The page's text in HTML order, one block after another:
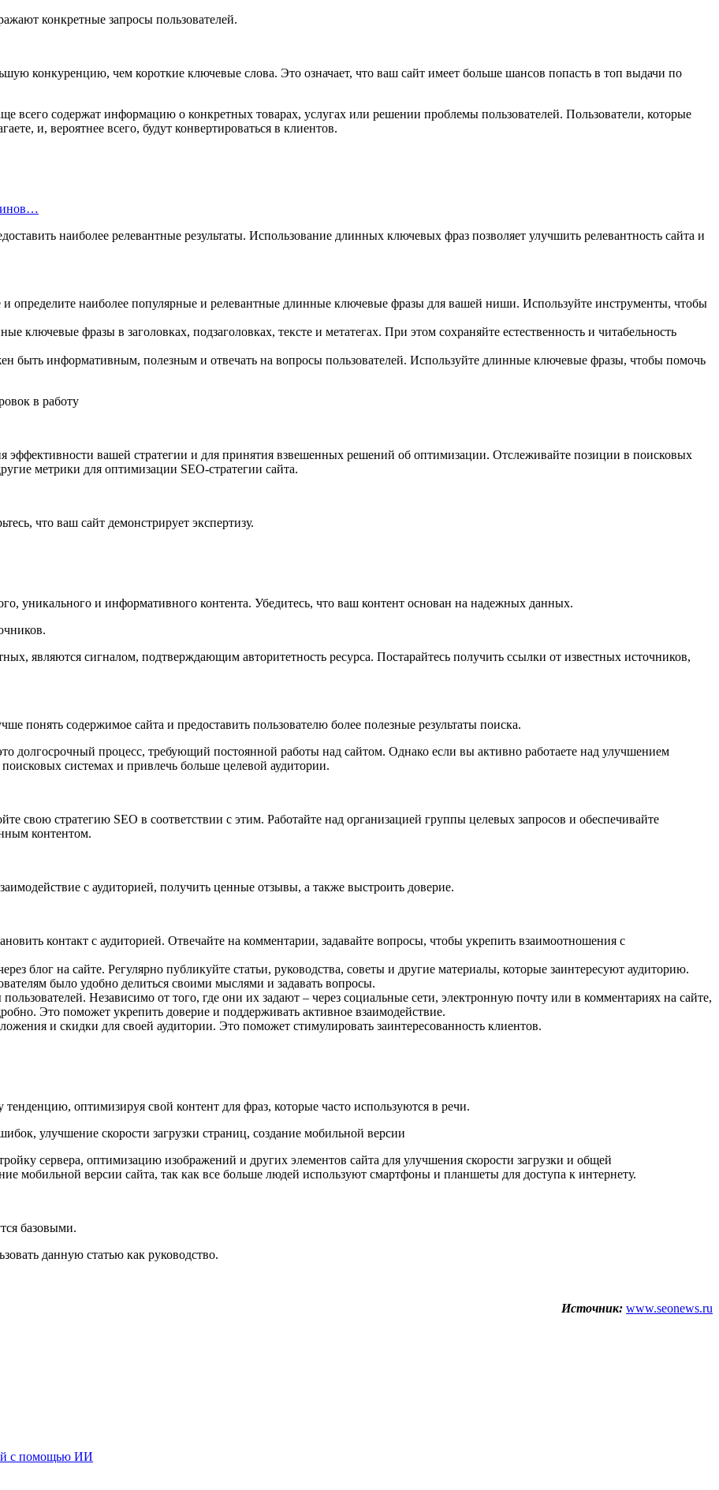
конкретные запросы пользователей.
конкуренцию, чем короткие ключевые слова. Это означает, что ваш сайт имеет больше шансов попасть в топ выдачи по
всего содержат информацию о конкретных товарах, услугах или решении проблемы пользователей. Пользователи, которые
и, вероятнее всего, будут конвертироваться в клиентов.
наиболее релевантные результаты. Использование длинных ключевых фраз позволяет улучшить релевантность сайта и
определите наиболее популярные и релевантные длинные ключевые фразы для вашей ниши. Используйте инструменты, чтобы
ключевые фразы в заголовках, подзаголовках, тексте и метатегах. При этом сохраняйте естественность и читабельность
быть информативным, полезным и отвечать на вопросы пользователей. Используйте длинные ключевые фразы, чтобы помочь
в работу
эффективности вашей стратегии и для принятия взвешенных решений об оптимизации. Отслеживайте позиции в поисковых
метрики для оптимизации SEO-стратегии сайта.
что ваш сайт демонстрирует экспертизу.
уникального и информативного контента. Убедитесь, что ваш контент основан на надежных данных.
являются сигналом, подтверждающим авторитетность ресурса. Постарайтесь получить ссылки от известных источников,
понять содержимое сайта и предоставить пользователю более полезные результаты поиска.
долгосрочный процесс, требующий постоянной работы над сайтом. Однако если вы активно работаете над улучшением
системах и привлечь больше целевой аудитории.
свою стратегию SEO в соответствии с этим. Работайте над организацией группы целевых запросов и обеспечивайте
контентом.
с аудиторией, получить ценные отзывы, а также выстроить доверие.
контакт с аудиторией. Отвечайте на комментарии, задавайте вопросы, чтобы укрепить взаимоотношения с
блог на сайте. Регулярно публикуйте статьи, руководства, советы и другие материалы, которые заинтересуют аудиторию.
было удобно делиться своими мыслями и задавать вопросы.
Независимо от того, где они их задают – через социальные сети, электронную почту или в комментариях на сайте,
Это поможет укрепить доверие и поддерживать активное взаимодействие.
и скидки для своей аудитории. Это поможет стимулировать заинтересованность клиентов.
оптимизируя свой контент для фраз, которые часто используются в речи.
улучшение скорости загрузки страниц, создание мобильной версии
сервера, оптимизацию изображений и других элементов сайта для улучшения скорости загрузки и общей
мобильной версии сайта, так как все больше людей используют смартфоны и планшеты для доступа к интернету.
базовыми.
данную статью как руководство.
Источник: www.seonews.ru
с помощью ИИ